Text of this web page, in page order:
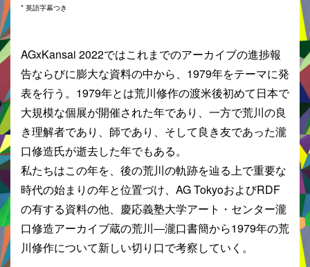
* 英語字幕つき
AGxKansai 2022ではこれまでのアーカイブの進捗報
告ならびに膨大な資料の中から、1979年をテーマに発
表を行う。1979年とは荒川修作の渡米後初めて日本で
大規模な個展が開催された年であり、一方で荒川の良
き理解者であり、師であり、そして良き友であった瀧
口修造氏が逝去した年でもある。
私たちはこの年を、後の荒川の軌跡を辿る上で重要な
時代の始まりの年と位置づけ、AG TokyoおよびRDF
の有する資料の他、慶応義塾大学アート・センター瀧
口修造アーカイブ蔵の荒川―瀧口書簡から1979年の荒
川修作について新しい切り口で考察していく。